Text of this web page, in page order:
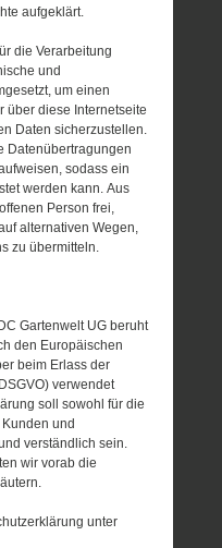
aufgeklärt.
die Verarbeitung
und
um einen
über diese Internetseite
Daten sicherzustellen.
Datenübertragungen
sodass ein
werden kann. Aus
Person frei,
alternativen Wegen,
zu übermitteln.
Gartenwelt UG beruht
den Europäischen
beim Erlass der
verwendet
soll sowohl für die
und
verständlich sein.
wir vorab die
unter